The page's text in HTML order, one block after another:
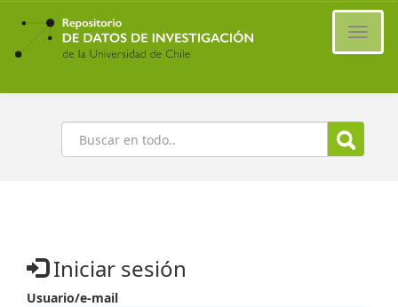
Ir
contenido
principal
Buscar
Iniciar sesión
Usuario/e-mail